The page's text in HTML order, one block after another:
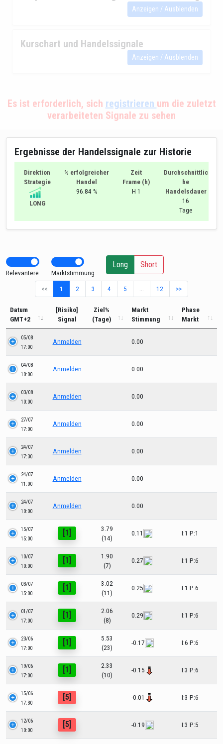
Anzeigen / Ausblenden
Kurschart und Handelssignale
Anzeigen / Ausblenden
Es ist erforderlich, sich registrieren um die zuletzt
verarbeiteten Signale zu sehen
Ergebnisse der Handelssignale zur Historie
Direktion
Strategie
LONG
% erfolgreicher
Handel
96.84 %
Zeit
Frame (h)
H 1
Durchschnittlic
he
Handelsdauer
16
Tage
Relevantere Marktstimmung
Long Short
<< 1 2 3 4 5 12 >>
Datum
GMT+2
[Risiko]
Signal
Ziel%
(Tage)
Markt
Stimmung
Phase
Markt
05/08
17:00
Anmelden 0.00
04/08
10:00
Anmelden 0.00
03/08
10:00
Anmelden 0.00
27/07
17:00
Anmelden 0.00
24/07
17:30
Anmelden 0.00
24/07
11:00
Anmelden 0.00
24/07
10:00
Anmelden 0.00
15/07
15:00
[1]
3.79
(14)
0.11 I:1 P:1
10/07
10:00
[1]
1.90
(7)
0.27 I:1 P:6
03/07
15:00
[1]
3.02
(11)
0.25 I:1 P:6
01/07
17:00
[1]
2.06
(8)
0.29 I:1 P:6
23/06
17:00
[1]
5.53
(23)
-0.17 I:6 P:6
19/06
17:00
[1]
2.33
(10)
-0.15 I:3 P:6
15/06
17:30
[5] -0.01 I:3 P:6
12/06
10:00
[5] -0.19 I:3 P:5